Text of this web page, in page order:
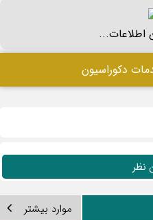
دکوراسیون
نظر
موارد بیشتر